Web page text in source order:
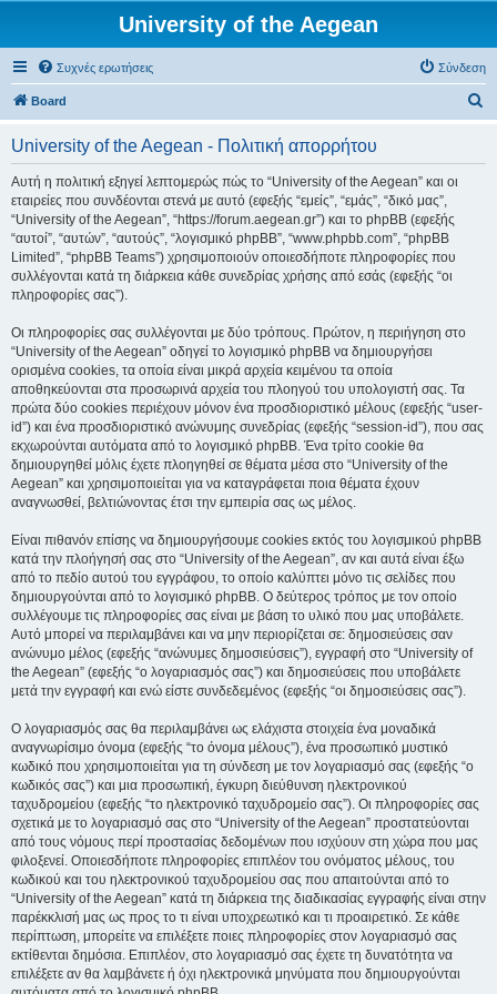
University of the Aegean
Συχνές ερωτήσεις Σύνδεση
Board
University of the Aegean - Πολιτική απορρήτου
Αυτή η πολιτική εξηγεί λεπτομερώς πώς το “University of the Aegean” και οι
εταιρείες που συνδέονται στενά με αυτό (εφεξής “εμείς”, “εμάς”, “δικό μας”,
“University of the Aegean”, “https://forum.aegean.gr”) και το phpBB (εφεξής
“αυτοί”, “αυτών”, “αυτούς”, “λογισμικό phpBB”, “www.phpbb.com”, “phpBB
Limited”, “phpBB Teams”) χρησιμοποιούν οποιεσδήποτε πληροφορίες που
συλλέγονται κατά τη διάρκεια κάθε συνεδρίας χρήσης από εσάς (εφεξής “οι
πληροφορίες σας”).
Οι πληροφορίες σας συλλέγονται με δύο τρόπους. Πρώτον, η περιήγηση στο
“University of the Aegean” οδηγεί το λογισμικό phpBB να δημιουργήσει
ορισμένα cookies, τα οποία είναι μικρά αρχεία κειμένου τα οποία
αποθηκεύονται στα προσωρινά αρχεία του πλοηγού του υπολογιστή σας. Τα
πρώτα δύο cookies περιέχουν μόνον ένα προσδιοριστικό μέλους (εφεξής “user-
id”) και ένα προσδιοριστικό ανώνυμης συνεδρίας (εφεξής “session-id”), που σας
εκχωρούνται αυτόματα από το λογισμικό phpBB. Ένα τρίτο cookie θα
δημιουργηθεί μόλις έχετε πλοηγηθεί σε θέματα μέσα στο “University of the
Aegean” και χρησιμοποιείται για να καταγράφεται ποια θέματα έχουν
αναγνωσθεί, βελτιώνοντας έτσι την εμπειρία σας ως μέλος.
Είναι πιθανόν επίσης να δημιουργήσουμε cookies εκτός του λογισμικού phpBB
κατά την πλοήγησή σας στο “University of the Aegean”, αν και αυτά είναι έξω
από το πεδίο αυτού του εγγράφου, το οποίο καλύπτει μόνο τις σελίδες που
δημιουργούνται από το λογισμικό phpBB. Ο δεύτερος τρόπος με τον οποίο
συλλέγουμε τις πληροφορίες σας είναι με βάση το υλικό που μας υποβάλετε.
Αυτό μπορεί να περιλαμβάνει και να μην περιορίζεται σε: δημοσιεύσεις σαν
ανώνυμο μέλος (εφεξής “ανώνυμες δημοσιεύσεις”), εγγραφή στο “University of
the Aegean” (εφεξής “ο λογαριασμός σας”) και δημοσιεύσεις που υποβάλετε
μετά την εγγραφή και ενώ είστε συνδεδεμένος (εφεξής “οι δημοσιεύσεις σας”).
Ο λογαριασμός σας θα περιλαμβάνει ως ελάχιστα στοιχεία ένα μοναδικά
αναγνωρίσιμο όνομα (εφεξής “το όνομα μέλους”), ένα προσωπικό μυστικό
κωδικό που χρησιμοποιείται για τη σύνδεση με τον λογαριασμό σας (εφεξής “ο
κωδικός σας”) και μια προσωπική, έγκυρη διεύθυνση ηλεκτρονικού
ταχυδρομείου (εφεξής “το ηλεκτρονικό ταχυδρομείο σας”). Οι πληροφορίες σας
σχετικά με το λογαριασμό σας στο “University of the Aegean” προστατεύονται
από τους νόμους περί προστασίας δεδομένων που ισχύουν στη χώρα που μας
φιλοξενεί. Οποιεσδήποτε πληροφορίες επιπλέον του ονόματος μέλους, του
κωδικού και του ηλεκτρονικού ταχυδρομείου σας που απαιτούνται από το
“University of the Aegean” κατά τη διάρκεια της διαδικασίας εγγραφής είναι στην
παρέκκλισή μας ως προς το τι είναι υποχρεωτικό και τι προαιρετικό. Σε κάθε
περίπτωση, μπορείτε να επιλέξετε ποιες πληροφορίες στον λογαριασμό σας
εκτίθενται δημόσια. Επιπλέον, στο λογαριασμό σας έχετε τη δυνατότητα να
επιλέξετε αν θα λαμβάνετε ή όχι ηλεκτρονικά μηνύματα που δημιουργούνται